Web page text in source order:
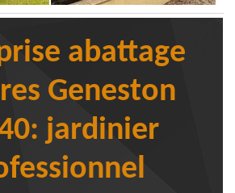
abattage
Geneston
jardinier